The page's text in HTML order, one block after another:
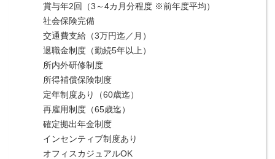
賞与年2回（3～4カ月分程度 ※前年度平均）
社会保険完備
交通費支給（3万円迄／月）
退職金制度（勤続5年以上）
所内外研修制度
所得補償保険制度
定年制度あり（60歳迄）
再雇用制度（65歳迄）
確定拠出年金制度
インセンティブ制度あり
オフィスカジュアルOK